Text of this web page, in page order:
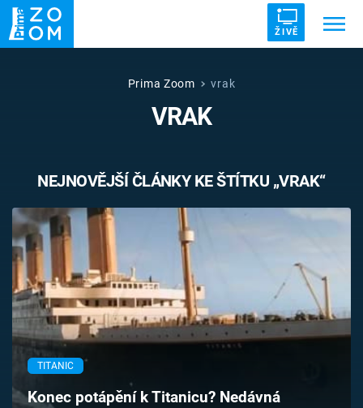
ŽIVĚ
UFO DRUHÁ SVĚTOVÁ VÁLKA
VETŘELCI DÁVNOVĚKU
Témata
Témata
Pořady
TV Program
Časopis
Prima Zoom vrak
VRAK
NEJNOVĚJŠÍ ČLÁNKY KE ŠTÍTKU „VRAK“
TITANIC
Konec potápění k Titanicu? Nedávná